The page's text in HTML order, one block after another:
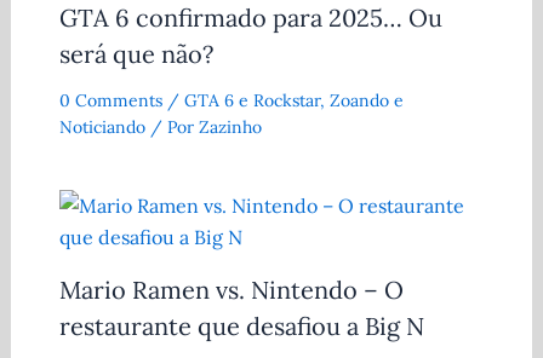
GTA 6 confirmado para 2025… Ou
será que não?
0 Comments / GTA 6 e Rockstar, Zoando e
Noticiando/ Por Zazinho
Mario Ramen vs. Nintendo – O
restaurante que desafiou a Big N